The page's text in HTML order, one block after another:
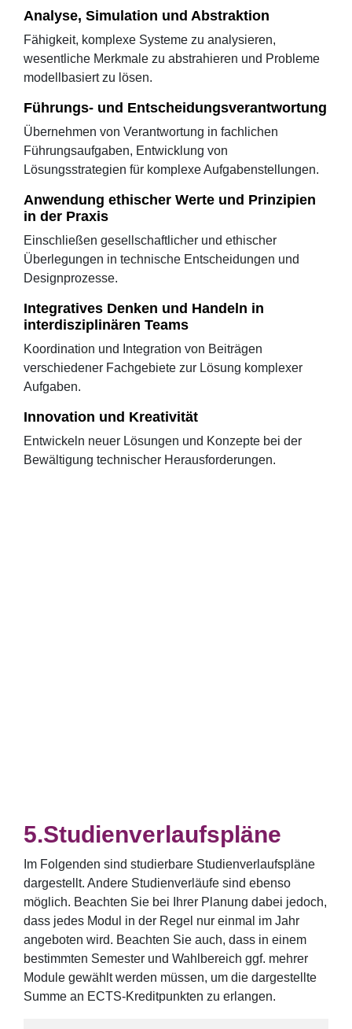
Analyse, Simulation und Abstraktion
Fähigkeit, komplexe Systeme zu analysieren,
wesentliche Merkmale zu abstrahieren und Probleme
modellbasiert zu lösen.
Führungs- und Entscheidungsverantwortung
Übernehmen von Verantwortung in fachlichen
Führungsaufgaben, Entwicklung von
Lösungsstrategien für komplexe Aufgabenstellungen.
Anwendung ethischer Werte und Prinzipien
in der Praxis
Einschließen gesellschaftlicher und ethischer
Überlegungen in technische Entscheidungen und
Designprozesse.
Integratives Denken und Handeln in
interdisziplinären Teams
Koordination und Integration von Beiträgen
verschiedener Fachgebiete zur Lösung komplexer
Aufgaben.
Innovation und Kreativität
Entwickeln neuer Lösungen und Konzepte bei der
Bewältigung technischer Herausforderungen.
Studienverlaufspläne
Im Folgenden sind studierbare Studienverlaufspläne
dargestellt. Andere Studienverläufe sind ebenso
möglich. Beachten Sie bei Ihrer Planung dabei jedoch,
dass jedes Modul in der Regel nur einmal im Jahr
angeboten wird. Beachten Sie auch, dass in einem
bestimmten Semester und Wahlbereich ggf. mehrer
Module gewählt werden müssen, um die dargestellte
Summe an ECTS-Kreditpunkten zu erlangen.